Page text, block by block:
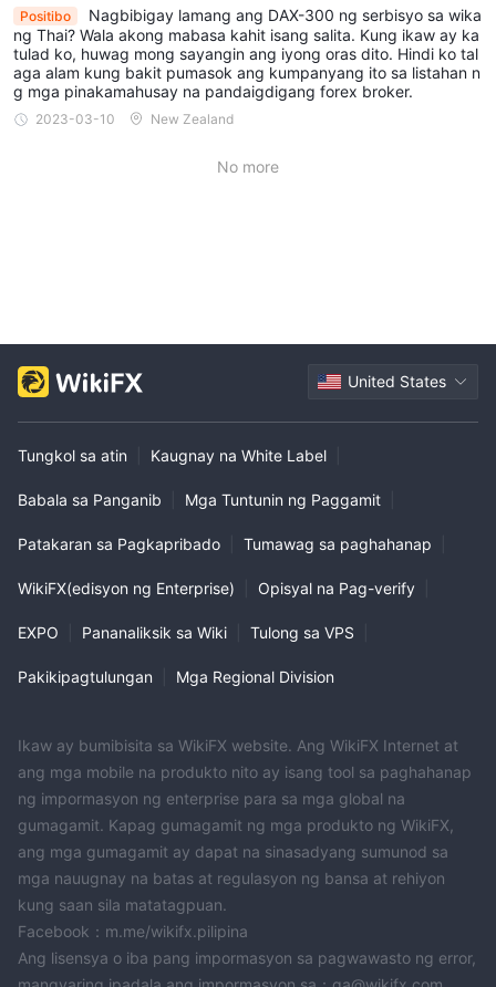
Ano ang mga seguridad na hakbang na ipinatutupad
ng DAX-300 upang protektahan ang aking mga pondo
at personal na impormasyon?
Wala.
Positibo
Nagbibigay lamang ang DAX-300 ng serbisyo sa wika
ng Thai? Wala akong mabasa kahit isang salita. Kung ikaw ay ka
tulad ko, huwag mong sayangin ang iyong oras dito. Hindi ko tal
aga alam kung bakit pumasok ang kumpanyang ito sa listahan n
g mga pinakamahusay na pandaigdigang forex broker.
2023-03-10 New Zealand
No more
United States
Tungkol sa atin Kaugnay na White Label
Babala sa Panganib Mga Tuntunin ng Paggamit
Patakaran sa Pagkapribado Tumawag sa paghahanap
WikiFX(edisyon ng Enterprise) Opisyal na Pag-verify
EXPO Pananaliksik sa Wiki Tulong sa VPS
Pakikipagtulungan Mga Regional Division
Ikaw ay bumibisita sa WikiFX website. Ang WikiFX Internet at
ang mga mobile na produkto nito ay isang tool sa paghahanap
ng impormasyon ng enterprise para sa mga global na
gumagamit. Kapag gumagamit ng mga produkto ng WikiFX,
ang mga gumagamit ay dapat na sinasadyang sumunod sa
mga nauugnay na batas at regulasyon ng bansa at rehiyon
kung saan sila matatagpuan.
Facebook：m.me/wikifx.pilipina
Ang lisensya o iba pang impormasyon sa pagwawasto ng error,